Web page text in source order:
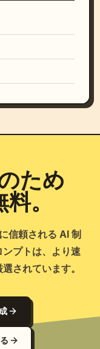
ため
。
信頼される AI 制
プトは、より速
されています。